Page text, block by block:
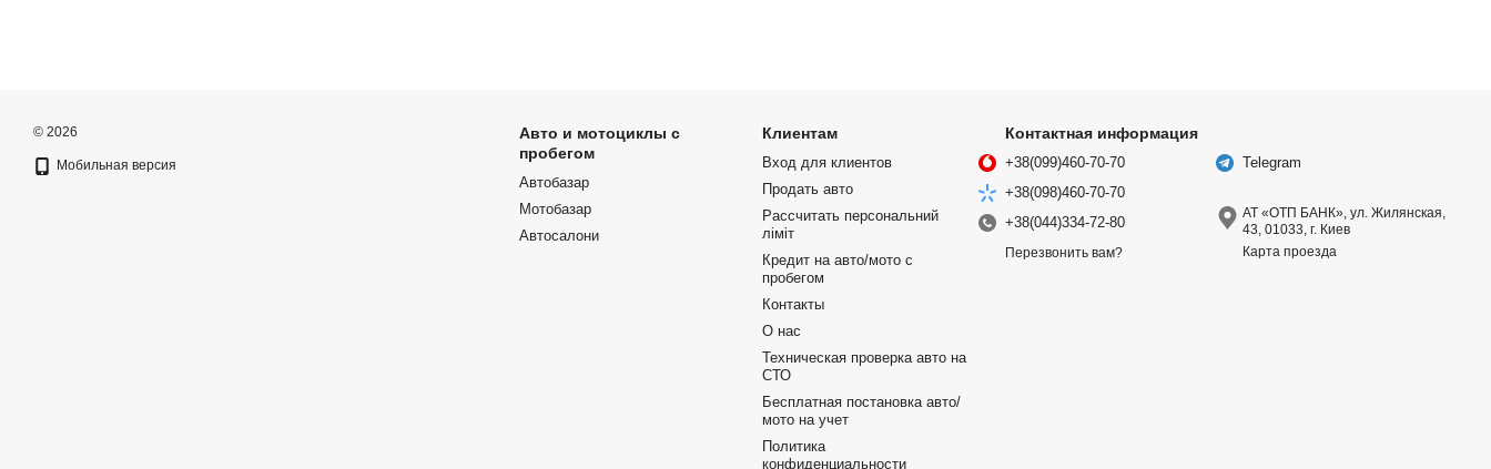
© 2026
Мобильная версия
Авто и мотоциклы с
пробегом
Автобазар
Мотобазар
Автосалони
Клиентам
Вход для клиентов
Продать авто
Рассчитать персональний
ліміт
Кредит на авто/мото с
пробегом
Контакты
О нас
Техническая проверка авто на
СТО
Бесплатная постановка авто/
мото на учет
Политика
конфиденциальности
Контактная информация
+38(099)460-70-70
+38(098)460-70-70
+38(044)334-72-80
Перезвонить вам?
Telegram
АТ «ОТП БАНК», ул. Жилянская,
43, 01033, г. Киев
Карта проезда